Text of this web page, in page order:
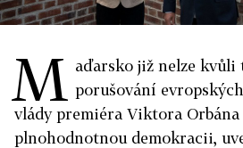
M aďarsko již nelze kvůli
porušování
vlády premiéra Viktora Orbána
plnohodnotnou demokracii,